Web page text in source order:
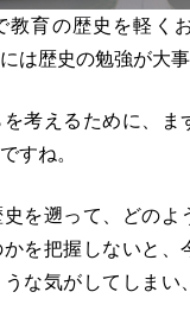
教育の歴史を軽く
は歴史の勉強が大事
考えるために、ま
すね。
を遡って、どのよ
を把握しないと、
な気がしてしまい